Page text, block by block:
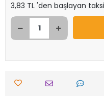
3,83 TL 'den başlayan